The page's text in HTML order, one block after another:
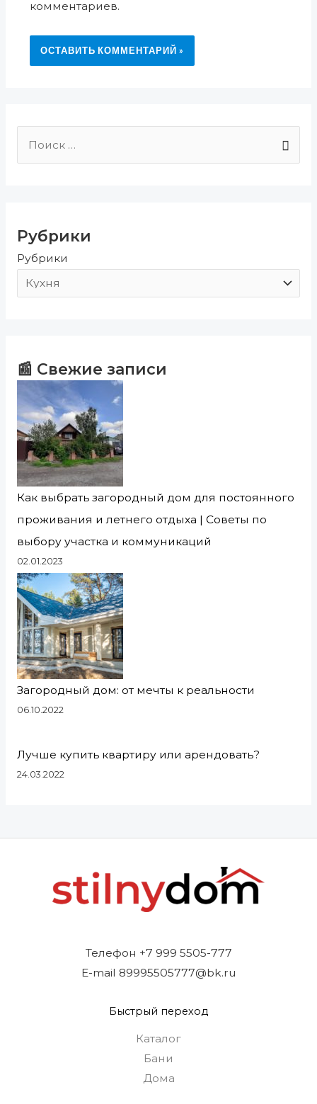
комментариев.
к
:
Рубрики
Рубрики
📰 Свежие записи
Как выбрать загородный дом для постоянного
проживания и летнего отдыха | Советы по
выбору участка и коммуникаций
02.01.2023
Загородный дом: от мечты к реальности
06.10.2022
Лучше купить квартиру или арендовать?
24.03.2022
Телефон +7 999 5505-777
E-mail 89995505777@bk.ru
Быстрый переход
Каталог
Бани
Дома